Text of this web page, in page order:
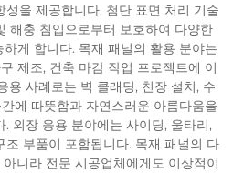
을 제공합니다. 첨단 표면 처리 기술
해충 침입으로부터 보호하여 다양한
게 합니다. 목재 패널의 활용 분야는
제조, 건축 마감 작업 프로젝트에 이
용 사례로는 벽 클래딩, 천장 설치, 수
에 따뜻함과 자연스러운 아름다움을
외장 응용 분야에는 사이딩, 울타리,
부품이 포함됩니다. 목재 패널의 다
니라 전문 시공업체에게도 이상적이